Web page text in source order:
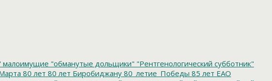
малоимущие "обманутые дольщики" "Рентгенологический субботник"
80 лет 80 лет Биробиджану 80_летие_Победы 85 лет ЕАО